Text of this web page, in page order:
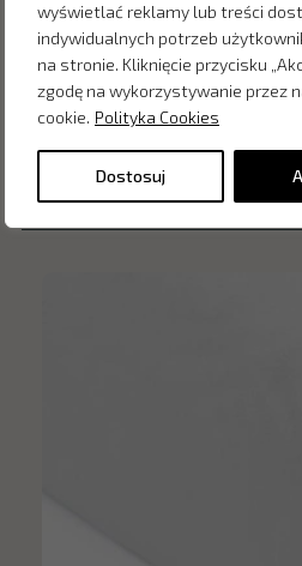
wyświetlać reklamy lub treści
indywidualnych potrzeb
na stronie. Kliknięcie przycisku
zgodę na wykorzystywanie przez
cookie. Polityka Cookies
Dostosuj
Inne produkty z